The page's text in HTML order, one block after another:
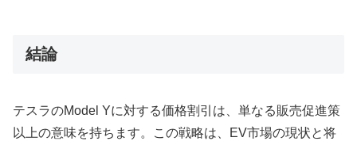
結論
テスラのModel Yに対する価格割引は、単なる販売促進策
以上の意味を持ちます。この戦略は、EV市場の現状と将